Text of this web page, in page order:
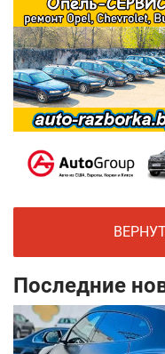
Последние